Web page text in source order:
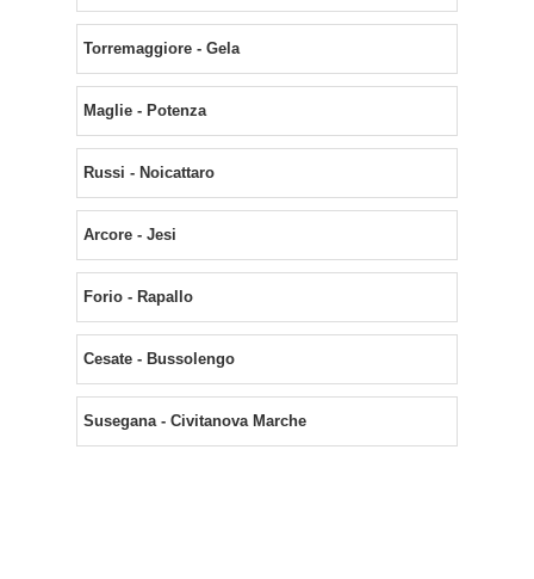
Torremaggiore - Gela
Maglie - Potenza
Russi - Noicattaro
Arcore - Jesi
Forio - Rapallo
Cesate - Bussolengo
Susegana - Civitanova Marche